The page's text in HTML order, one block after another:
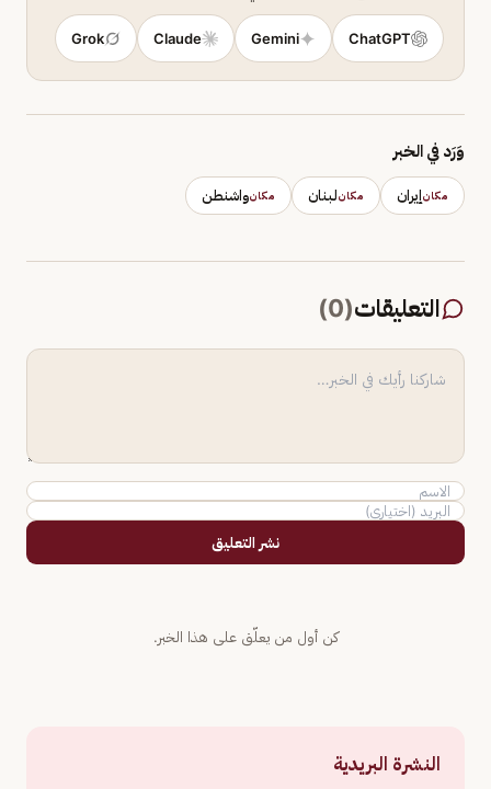
ChatGPT
Gemini
Claude
Grok
وَرَد في الخبر
مكانإيران مكانلبنان مكانواشنطن
التعليقات(
0
)
نشر التعليق
كن أول من يعلّق على هذا الخبر.
النشرة البريدية